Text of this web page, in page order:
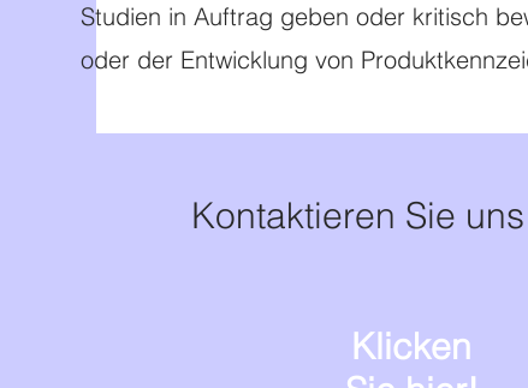
Studien in Auftrag geben oder kritisch
oder der Entwicklung von
Kontaktieren Sie
Klicken